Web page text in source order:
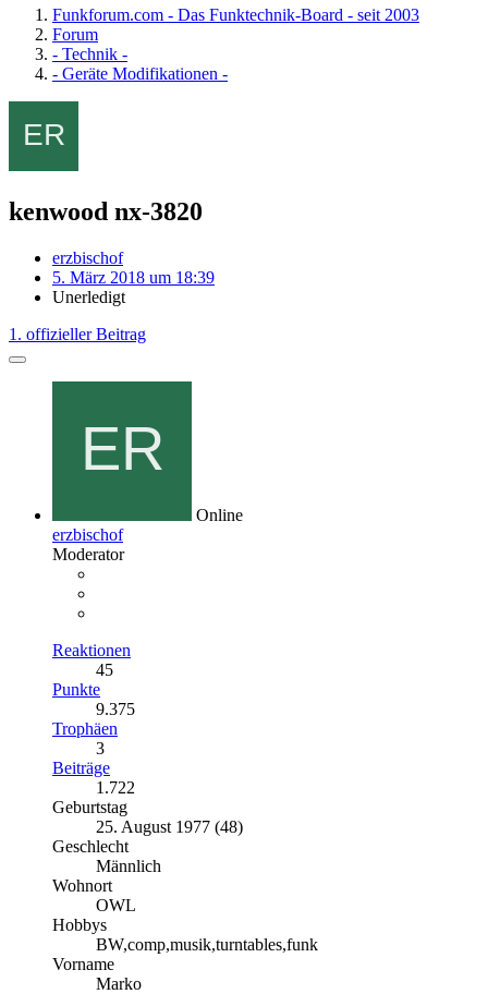
Funkforum.com - Das Funktechnik-Board - seit 2003
Forum
- Technik -
- Geräte Modifikationen -
kenwood nx-3820
erzbischof
5. März 2018 um 18:39
Unerledigt
1. offizieller Beitrag
Online
erzbischof
Moderator
Reaktionen
45
Punkte
9.375
Trophäen
3
Beiträge
1.722
Geburtstag
25. August 1977 (48)
Geschlecht
Männlich
Wohnort
OWL
Hobbys
BW,comp,musik,turntables,funk
Vorname
Marko